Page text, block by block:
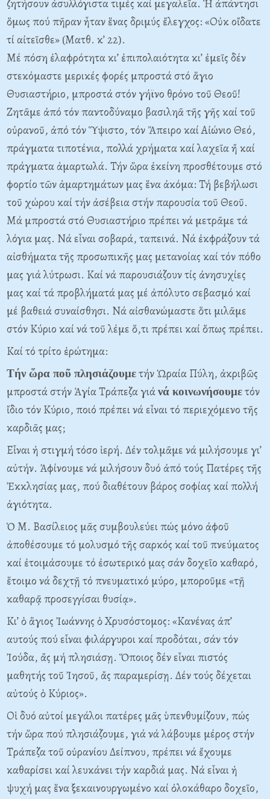
ζητήσουν ἀσυλλόγιστα τιμές καί μεγαλεῖα. Ἡ ἀπάντησι
ὅμως πού πῆραν ἦταν ἕνας δριμύς ἔλεγχος: «Οὐκ οἴδατε
τί αἰτεῖσθε» (Ματθ. κ’ 22).
Μέ πόση ἐλαφρότητα κι’ ἐπιπολαιότητα κι’ ἐμεῖς δέν
στεκόμαστε μερικές φορές μπροστά στό ἅγιο
Θυσιαστήριο, μπροστά στόν γήϊνο θρόνο τοῦ Θεοῦ!
Ζητᾶμε ἀπό τόν παντοδύναμο βασιληᾶ τῆς γῆς καί τοῦ
οὐρανοῦ, ἀπό τόν Ὕψιστο, τόν Ἄπειρο καί Αἰώνιο Θεό,
πράγματα τιποτένια, πολλά χρήματα καί λαχεῖα ἤ καί
πράγματα ἁμαρτωλά. Τήν ὥρα ἐκείνη προσθέτουμε στό
φορτίο τῶν ἁμαρτημάτων μας ἕνα ἀκόμα: Τή βεβήλωσι
τοῦ χώρου καί τήν ἀσέβεια στήν παρουσία τοῦ Θεοῦ.
Μά μπροστά στό Θυσιαστήριο πρέπει νά μετρᾶμε τά
λόγια μας. Νά εἶναι σοβαρά, ταπεινά. Νά ἐκφράζουν τά
αἰσθήματα τῆς προσωπικῆς μας μετανοίας καί τόν πόθο
μας γιά λύτρωσι. Καί νά παρουσιάζουν τίς ἀνησυχίες
μας καί τά προβλήματά μας μέ ἀπόλυτο σεβασμό καί
μέ βαθειά συναίσθησι. Νά αἰσθανώμαστε ὅτι μιλᾶμε
στόν Κύριο καί νά τοῦ λέμε ὅ,τι πρέπει καί ὅπως πρέπει.
Καί τό τρίτο ἐρώτημα:
Τήν ὥρα ποῦ πλησιάζουμετήν Ὡραία Πύλη, ἀκριβῶς
μπροστά στήν Ἁγία Τράπεζα γιάνά κοινωνήσουμετόν
ἴδιο τόν Κύριο, ποιό πρέπει νά εἶναι τό περιεχόμενο τῆς
καρδιᾶς μας;
Εἶναι ἡ στιγμή τόσο ἱερή. Δέν τολμᾶμε νά μιλήσουμε γι’
αὐτήν. Ἀφίνουμε νά μιλήσουν δυό ἀπό τούς Πατέρες τῆς
Ἐκκλησίας μας, πού διαθέτουν βάρος σοφίας καί πολλή
ἁγιότητα.
Ὁ Μ. Βασίλειος μᾶς συμβουλεύει πώς μόνο ἀφοῦ
ἀποθέσουμε τό μολυσμό τῆς σαρκός καί τοῦ πνεύματος
καί ἐτοιμάσουμε τό ἐσωτερικό μας σάν δοχεῖο καθαρό,
ἕτοιμο νά δεχτῇ τό πνευματικό μύρο, μποροῦμε «τῇ
καθαρᾷ προσεγγίσαι θυσίᾳ».
Κι’ ὁ ἅγιος Ἰωάννης ὁ Χρυσόστομος: «Κανένας ἀπ’
αυτούς πού εἶναι φιλάργυροι καί προδόται, σάν τόν
Ἰούδα, ἄς μή πλησιάσῃ. Ὅποιος δέν εἶναι πιστός
μαθητής τοῦ Ἰησοῦ, ἄς παραμερίσῃ. Δέν τούς δέχεται
αὐτούς ὁ Κύριος».
Οἱ δυό αὐτοί μεγάλοι πατέρες μᾶς ὑπενθυμίζουν, πώς
τήν ὥρα πού πλησιάζουμε, γιά νά λάβουμε μέρος στήν
Τράπεζα τοῦ οὐρανίου Δείπνου, πρέπει νά ἔχουμε
καθαρίσει καί λευκάνει τήν καρδιά μας. Νά εἶναι ἡ
ψυχή μας ἕνα ξεκαινουργωμένο καί ὀλοκάθαρο δοχεῖο,